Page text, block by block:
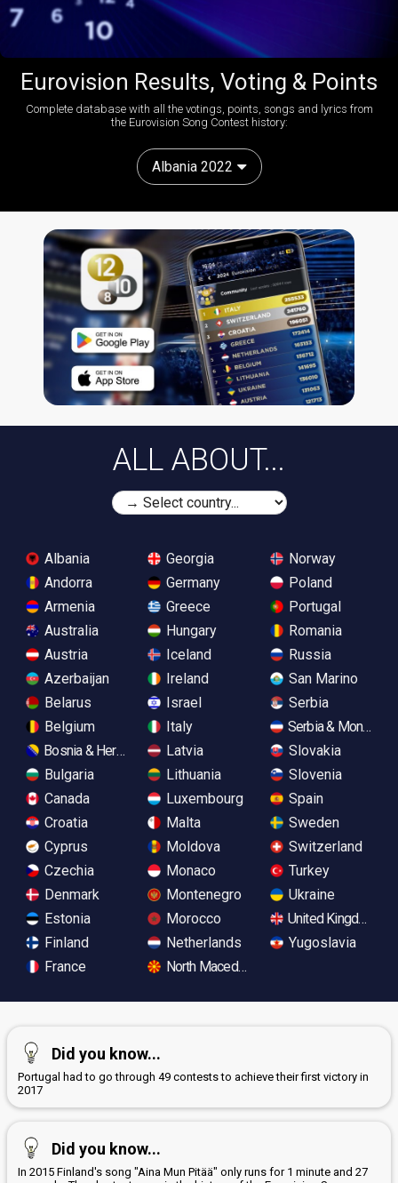
Eurovision Results, Voting & Points
Complete database with all the votings, points, songs and lyrics from
the Eurovision Song Contest history:
Albania 2022
ALL ABOUT...
Albania
Andorra
Armenia
Australia
Austria
Azerbaijan
Belarus
Belgium
Bosnia & Herzegovina
Bulgaria
Canada
Croatia
Cyprus
Czechia
Denmark
Estonia
Finland
France
Georgia
Germany
Greece
Hungary
Iceland
Ireland
Israel
Italy
Latvia
Lithuania
Luxembourg
Malta
Moldova
Monaco
Montenegro
Morocco
Netherlands
North Macedonia
Norway
Poland
Portugal
Romania
Russia
San Marino
Serbia
Serbia &
Slovakia
Slovenia
Spain
Sweden
Switzerland
Turkey
Ukraine
United Kingdom
Yugoslavia
Did you know...
Portugal had to go through 49 contests to achieve their first victory in
2017
Did you know...
In 2015 Finland's song "Aina Mun Pitää" only runs for 1 minute and 27